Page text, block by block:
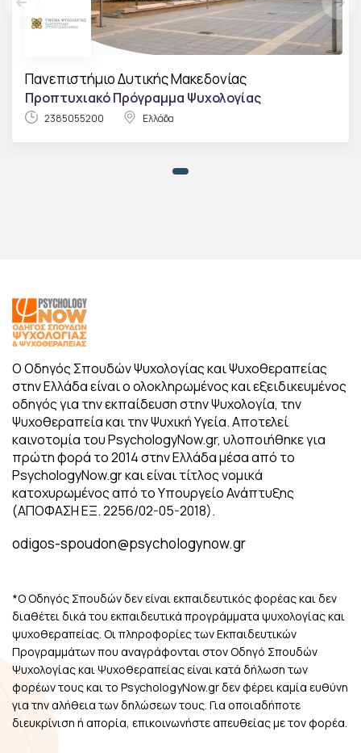
Πανεπιστήμιο Δυτικής Μακεδονίας
Προπτυχιακό Πρόγραμμα Ψυχολογίας
2385055200 Ελλάδα
Ο Οδηγός Σπουδών Ψυχολογίας και Ψυχοθεραπείας
στην Ελλάδα είναι ο ολοκληρωμένος και εξειδικευμένος
οδηγός για την εκπαίδευση στην Ψυχολογία, την
Ψυχοθεραπεία και την Ψυχική Υγεία. Αποτελεί
καινοτομία του PsychologyNow.gr, υλοποιήθηκε για
πρώτη φορά το 2014 στην Ελλάδα μέσα από το
PsychologyNow.gr και είναι τίτλος νομικά
κατοχυρωμένος από το Υπουργείο Ανάπτυξης
(ΑΠΟΦΑΣΗ ΕΞ. 2256/02-05-2018).
odigos-spoudon@psychologynow.gr
*Ο Οδηγός Σπουδών δεν είναι εκπαιδευτικός φορέας και δεν
διαθέτει δικά του εκπαιδευτικά προγράμματα ψυχολογίας και
ψυχοθεραπείας. Οι πληροφορίες των Εκπαιδευτικών
Προγραμμάτων που αναγράφονται στον Οδηγό Σπουδών
Ψυχολογίας και Ψυχοθεραπείας είναι κατά δήλωση των
φορέων τους και το PsychologyNow.gr δεν φέρει καμία ευθύνη
για την αλήθεια των δηλώσεων τους. Για οποιαδήποτε
διευκρίνιση ή απορία, επικοινωνήστε απευθείας με τον φορέα.